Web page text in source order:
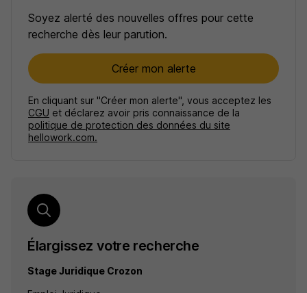
Soyez alerté des nouvelles offres pour cette
recherche dès leur parution.
Créer mon alerte
En cliquant sur "Créer mon alerte", vous acceptez les
CGU et déclarez avoir pris connaissance de la
politique de protection des données du site
hellowork.com.
Élargissez votre recherche
Stage Juridique Crozon